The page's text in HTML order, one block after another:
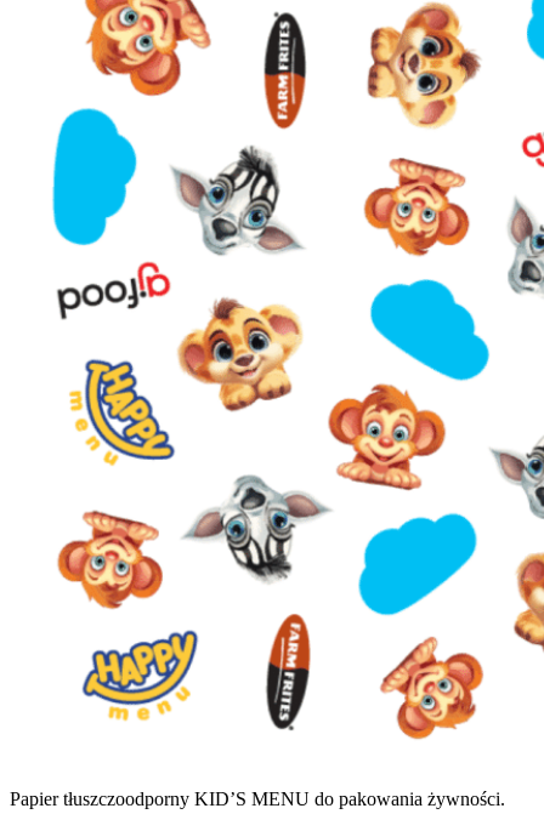
Papier tłuszczoodporny KID’S MENU do pakowania żywności.